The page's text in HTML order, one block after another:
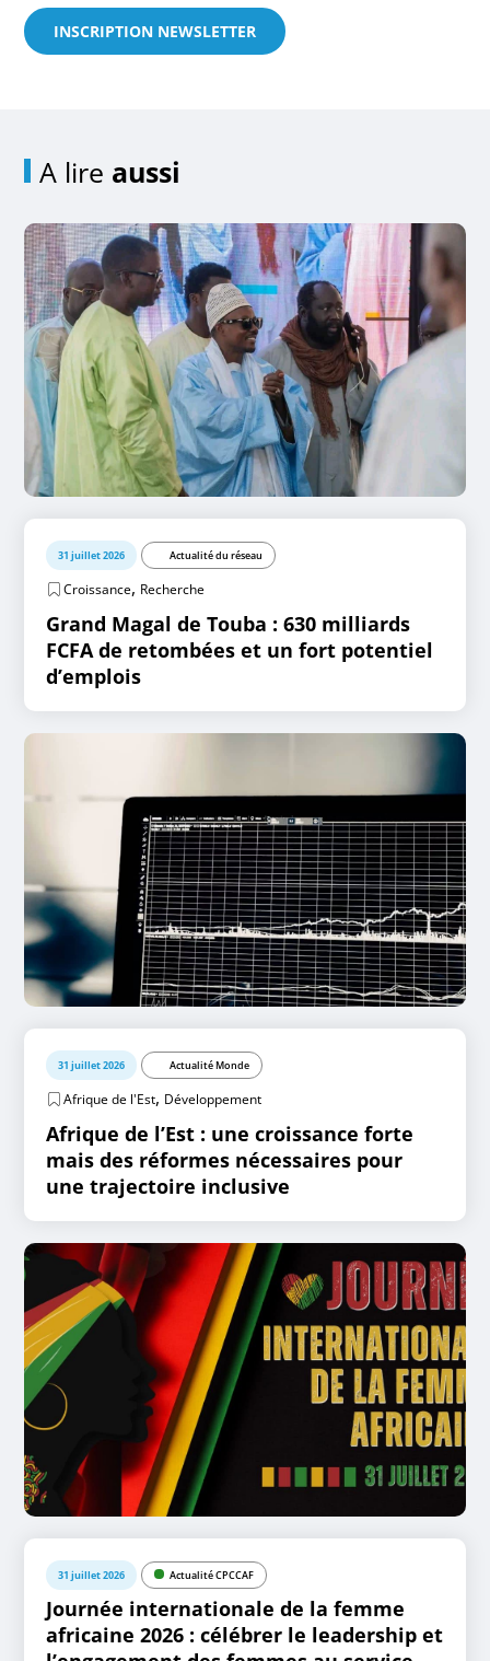
INSCRIPTION NEWSLETTER
A lire aussi
31 juillet 2026 Actualité du réseau
Croissance, Recherche
Grand Magal de Touba : 630 milliards
FCFA de retombées et un fort potentiel
d’emplois
31 juillet 2026 Actualité Monde
Afrique de l'Est, Développement
Afrique de l’Est : une croissance forte
mais des réformes nécessaires pour
une trajectoire inclusive
31 juillet 2026 Actualité CPCCAF
Journée internationale de la femme
africaine 2026 : célébrer le leadership et